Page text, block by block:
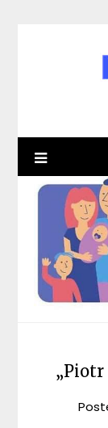
„Piotr